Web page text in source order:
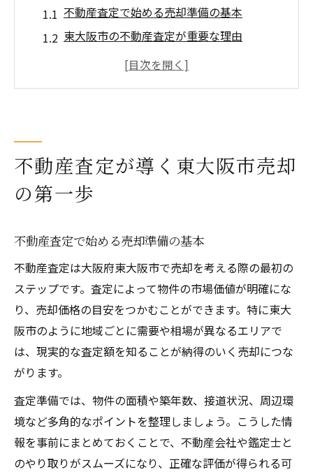
不動産査定で始める売却準備の基本
東大阪市の不動産査定が重要な理由
評価ポイントを押さえて不動産査定を活用
不動産査定で注目すべき評価ポイント解説
土地や建物の形状が不動産査定に与える効
果
不動産査定評価を高めるための準備とは
査定のプロが教える東大阪市の査定基準
東大阪市で売却を考えるなら査定の基礎知識を
不動産査定の基礎知識を東大阪市で活かす
不動産査定評価の流れとポイントを解説
東大阪市で得する不動産査定依頼の秘訣
信頼の不動産査定で安心売却準備を進めよう
信頼できる不動産査定会社の選び方
不動産査定が導く東大阪市売却
の第一歩
不動産査定で始める売却準備の基本
不動産査定は大阪府東大阪市で売却を考える際の最初の
ステップです。査定によって物件の市場価値が明確にな
り、売却価格の目安をつかむことができます。特に東大
阪市のように地域ごとに需要や相場が異なるエリアで
は、現実的な査定額を知ることが納得のいく売却につな
がります。
査定準備では、物件の面積や築年数、接道状況、周辺環
境など多角的なポイントを整理しましょう。こうした情
報を事前にまとめておくことで、不動産会社や鑑定士と
のやり取りがスムーズになり、正確な評価が得られる可